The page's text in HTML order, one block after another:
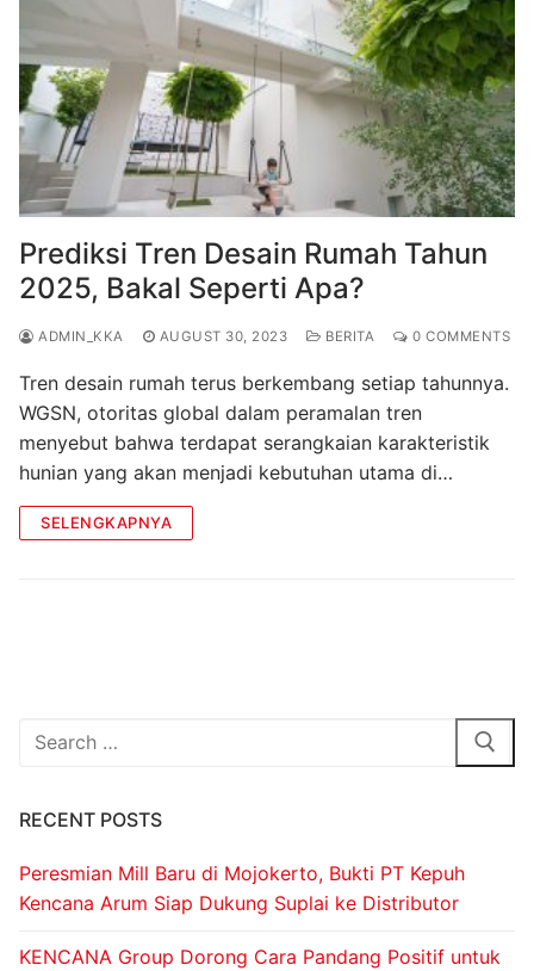
Prediksi Tren Desain Rumah Tahun
2025, Bakal Seperti Apa?
ADMIN_KKA AUGUST 30, 2023 BERITA 0 COMMENTS
Tren desain rumah terus berkembang setiap tahunnya.
WGSN, otoritas global dalam peramalan tren
menyebut bahwa terdapat serangkaian karakteristik
hunian yang akan menjadi kebutuhan utama di…
SELENGKAPNYA
RECENT POSTS
Peresmian Mill Baru di Mojokerto, Bukti PT Kepuh
Kencana Arum Siap Dukung Suplai ke Distributor
KENCANA Group Dorong Cara Pandang Positif untuk